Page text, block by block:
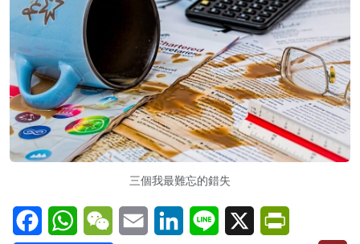
關於我們
三個我最難忘的錯失
FacebookWhatsAppWeChatEmail LinkedInLine X